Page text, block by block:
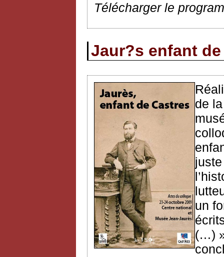
Télécharger le
Jaur?s enfant
de
un
(…)